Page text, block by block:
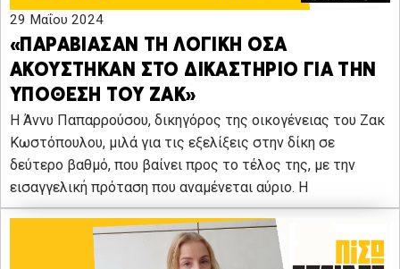
29 Μαΐου 2024
«ΠΑΡΑΒΙΑΣΑΝ ΤΗ ΛΟΓΙΚΗ ΟΣΑ
ΑΚΟΥΣΤΗΚΑΝ ΣΤΟ ΔΙΚΑΣΤΗΡΙΟ ΓΙΑ ΤΗΝ
ΥΠΟΘΕΣΗ ΤΟΥ ΖΑΚ»
Η Άννυ Παπαρρούσου, δικηγόρος της οικογένειας του Ζακ
Κωστόπουλου, μιλά για τις εξελίξεις στην δίκη σε
δεύτερο βαθμό, που βαίνει προς το τέλος της, με την
εισαγγελική πρόταση που αναμένεται αύριο. Η